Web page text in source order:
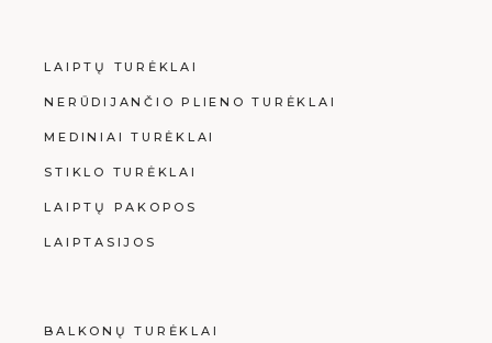
LAIPTŲ TURĖKLAI
NERŪDIJANČIO PLIENO TURĖKLAI
MEDINIAI TURĖKLAI
STIKLO TURĖKLAI
LAIPTŲ PAKOPOS
LAIPTASIJOS
BALKONŲ TURĖKLAI